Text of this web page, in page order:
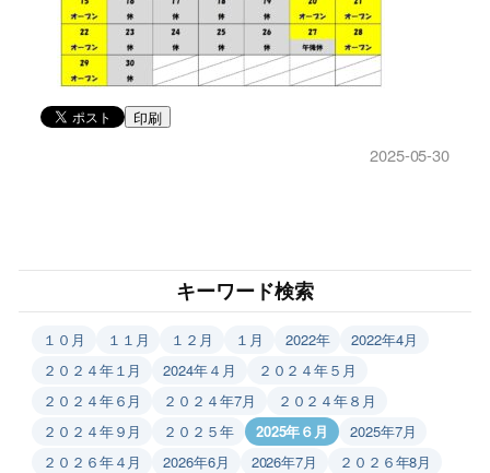
印刷
2025-05-30
キーワード検索
１０月 １１月 １２月 １月 2022年
2022年4月
２０２４年１月
2024年４月
２０２４年５月
２０２４年６月
２０２４年7月
２０２４年８月
２０２４年９月
２０２５年 2025年６月
2025年7月
２０２６年４月
2026年6月 2026年7月
２０２６年8月